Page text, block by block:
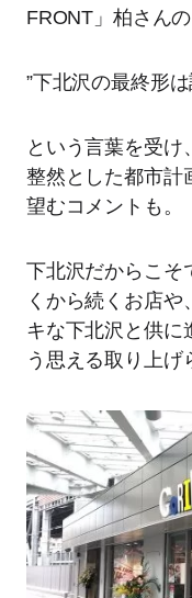
FRONT」柏さんの
”下北沢の最終形
という言葉を受け
整然とした都市計
望むコメントも。
下北沢だからこそ
くから続くお店
キな下北沢と供に
う思える取り上げ